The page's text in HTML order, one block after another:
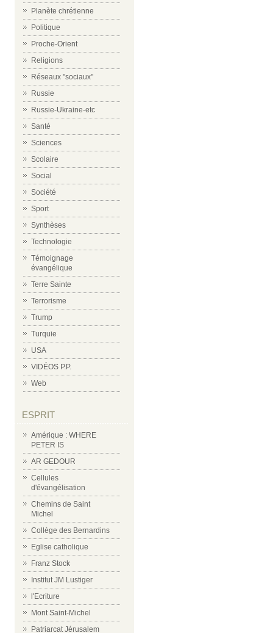
Planète chrétienne
Politique
Proche-Orient
Religions
Réseaux "sociaux"
Russie
Russie-Ukraine-etc
Santé
Sciences
Scolaire
Social
Société
Sport
Synthèses
Technologie
Témoignage
évangélique
Terre Sainte
Terrorisme
Trump
Turquie
USA
VIDÉOS P.P.
Web
ESPRIT
Amérique : WHERE
PETER IS
AR GEDOUR
Cellules
d'évangélisation
Chemins de Saint
Michel
Collège des Bernardins
Eglise catholique
Franz Stock
Institut JM Lustiger
l'Ecriture
Mont Saint-Michel
Patriarcat Jérusalem